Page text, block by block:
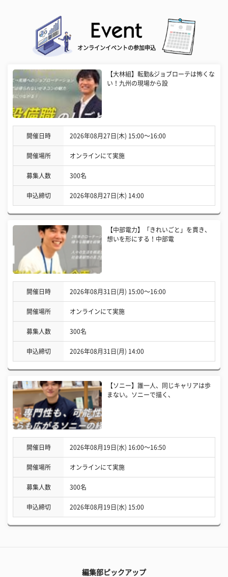
オンラインイベントの参加申込
【大林組】転勤&ジョブローテは怖くな
い！九州の現場から設
開催日時 2026年08月27日(木) 15:00〜16:00
開催場所 オンラインにて実施
募集人数 300名
申込締切 2026年08月27日(木) 14:00
【中部電力】「きれいごと」を貫き、
想いを形にする！中部電
開催日時 2026年08月31日(月) 15:00〜16:00
開催場所 オンラインにて実施
募集人数 300名
申込締切 2026年08月31日(月) 14:00
【ソニー】誰一人、同じキャリアは歩
まない。ソニーで描く、
開催日時 2026年08月19日(水) 16:00〜16:50
開催場所 オンラインにて実施
募集人数 300名
申込締切 2026年08月19日(水) 15:00
編集部ピックアップ